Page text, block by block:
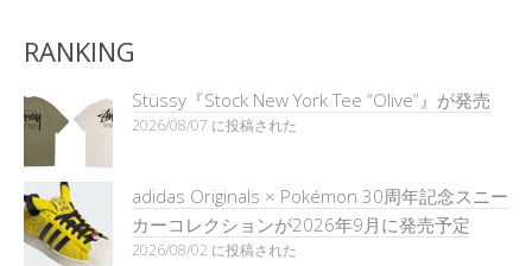
RANKING
Stüssy『Stock New York Tee “Olive”』が発売
2026/08/07 に投稿された
adidas Originals × Pokémon 30周年記念スニー
カーコレクションが2026年9月に発売予定
2026/08/02 に投稿された